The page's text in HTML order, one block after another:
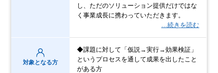
し、ただのソリューション提供だけではな
く事業成長に携わっていただきます。
…続きを読む
対象となる方
◆課題に対して「仮説→実行→効果検証」
というプロセスを通して成果を出したこと
がある方